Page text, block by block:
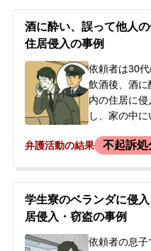
酒に酔い、誤って他人
住居侵入の事例
依頼者は30
飲酒後、酒
内の住居に
し、家の中
後、現場に警
考え、強い不
避し、示談に
へ相談に来ら
弁護活動の結果 不起訴処
学生寮のベランダに侵
居侵入・窃盗の事例
依頼者の息